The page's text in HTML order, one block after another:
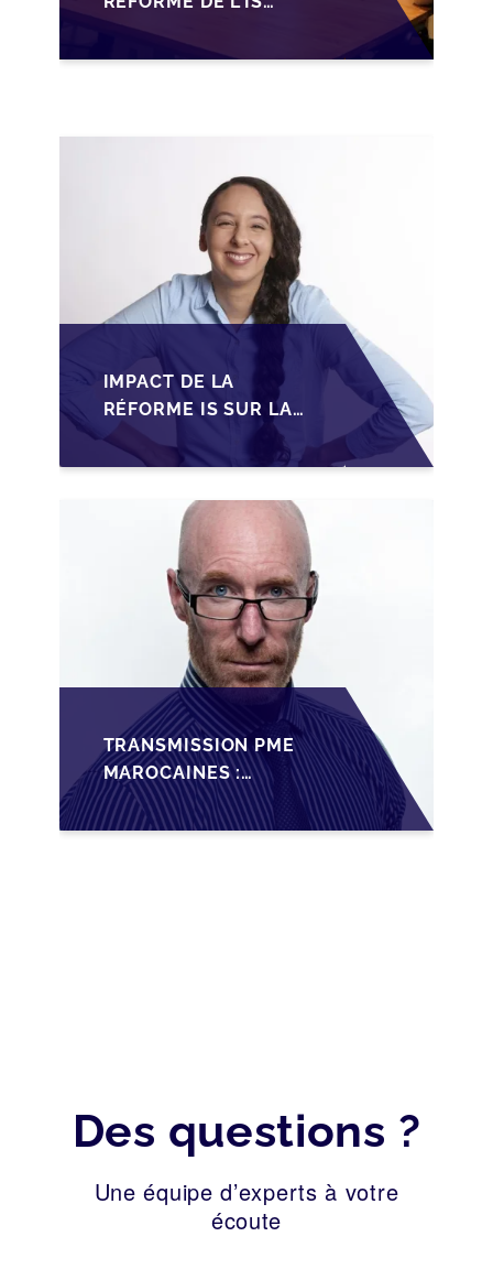
MAROCAIN SUR LA
TRANSMISSION DES
IMPACT DE LA
RÉFORME IS SUR LA
TRANSMISSION DES
PME FAMILIALES AU
TRANSMISSION PME
MAROCAINES :
SÉCURISER LA
CESSION AVEC LES
Des questions ?
Une équipe d’experts à votre
écoute